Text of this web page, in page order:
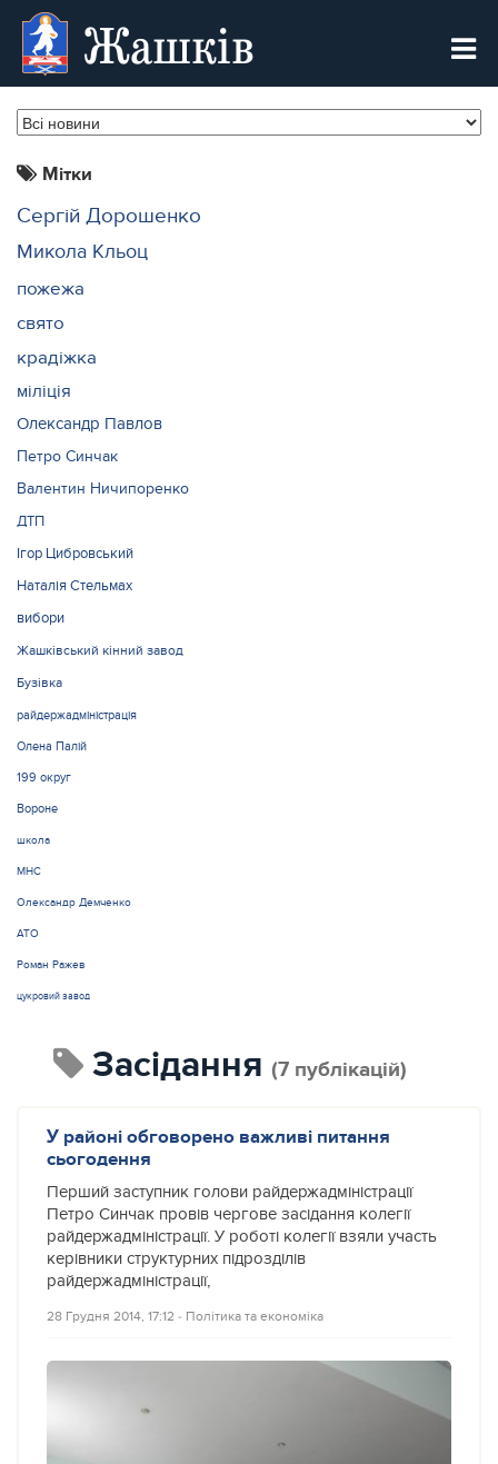
Жашків
Мітки
Сергій Дорошенко
Микола Кльоц
пожежа
свято
крадіжка
міліція
Олександр Павлов
Петро Синчак
Валентин Ничипоренко
ДТП
Ігор Цибровський
Наталія Стельмах
вибори
Жашківський кінний завод
Бузівка
райдержадміністрація
Олена Палій
199 округ
Вороне
школа
МНС
Олександр Демченко
АТО
Роман Ражев
цукровий завод
засідання (7 публікацій)
У районі обговорено важливі питання
сьогодення
Перший заступник голови райдержадміністрації
Петро Синчак провів чергове засідання колегії
райдержадміністрації. У роботі колегії взяли участь
керівники структурних підрозділів
райдержадміністрації,
28 Грудня 2014, 17:12 ‐ Політика та економіка